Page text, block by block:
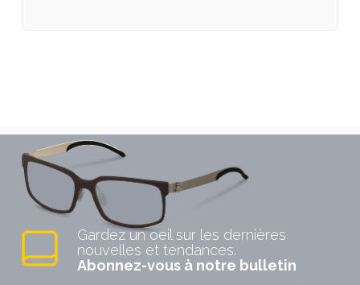
Gardez un oeil sur les dernières
nouvelles et tendances.
Abonnez-vous à notre bulletin